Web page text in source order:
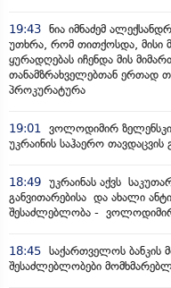
19:43 ნია იმნაძემ
უთხრა, რომ თითქოსდა, მისი
ყურადღებას იჩენდა მის
თანამზრახველებთან ერთად
პროკურატურა
19:01
ვოლოდიმირ
უკრაინის საჰაერო
18:49 უკრაინას აქვს
განვითარებისა და ახალი
შესაძლებლობა -
18:45 საქართველოს ბანკის
შესაძლებლობები